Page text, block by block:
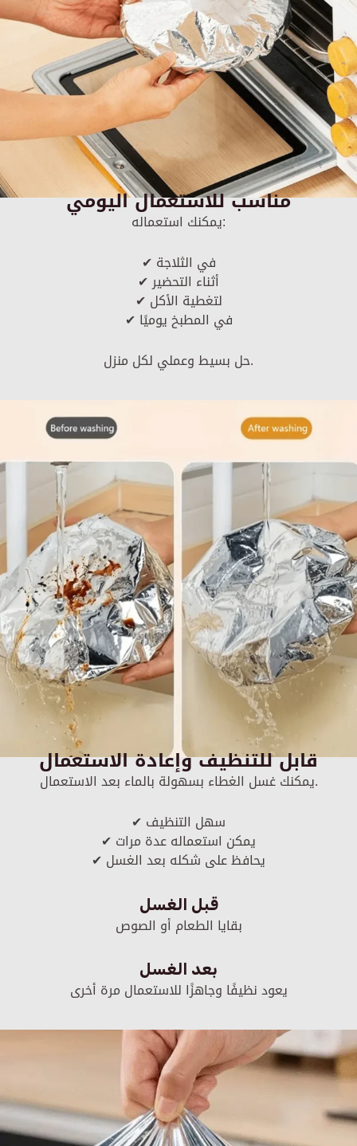
مناسب للاستعمال اليومي
يمكنك استعماله:
✔ في الثلاجة
✔ أثناء التحضير
✔ لتغطية الأكل
✔ في المطبخ يوميًا
حل بسيط وعملي لكل منزل.
قابل للتنظيف وإعادة الاستعمال
يمكنك غسل الغطاء بسهولة بالماء بعد الاستعمال.
✔ سهل التنظيف
✔ يمكن استعماله عدة مرات
✔ يحافظ على شكله بعد الغسل
قبل الغسل
بقايا الطعام أو الصوص
بعد الغسل
يعود نظيفًا وجاهزًا للاستعمال مرة أخرى